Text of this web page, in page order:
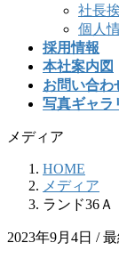
社長
個人
採用情報
本社案内図
お問い合わ
写真ギャラ
メディア
HOME
メディア
ランド36Ａ
2023年9月4日 /